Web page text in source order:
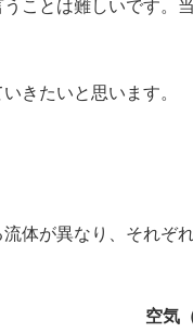
ことは難しいです。
きたいと思います。
体が異なり、それぞ
空気